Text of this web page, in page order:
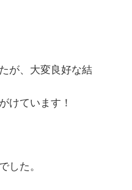
が、大変良好な結
けています！
した。